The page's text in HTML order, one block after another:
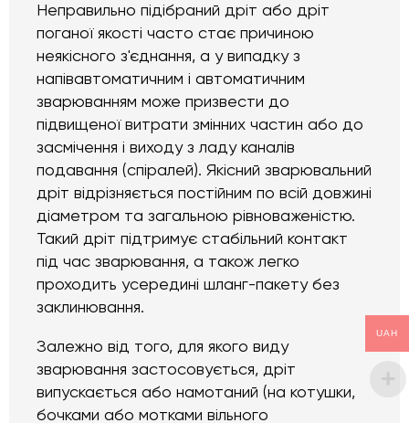
Неправильно підібраний дріт або дріт
поганої якості часто стає причиною
неякісного з'єднання, а у випадку з
напівавтоматичним і автоматичним
зварюванням може призвести до
підвищеної витрати змінних частин або до
засмічення і виходу з ладу каналів
подавання (спіралей). Якісний зварювальний
дріт відрізняється постійним по всій довжині
діаметром та загальною рівноваженістю.
Такий дріт підтримує стабільний контакт
під час зварювання, а також легко
проходить усередині шланг-пакету без
заклинювання.
Залежно від того, для якого виду
зварювання застосовується, дріт
випускається або намотаний (на котушки,
бочками або мотками вільного
UAH